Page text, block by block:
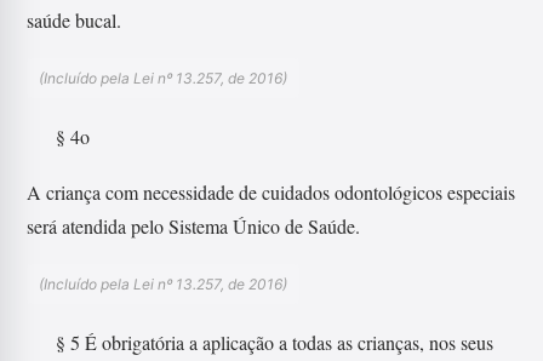
saúde bucal.
(Incluído pela Lei nº 13.257, de 2016)
§ 4o
A criança com necessidade de cuidados odontológicos especiais
será atendida pelo Sistema Único de Saúde.
(Incluído pela Lei nº 13.257, de 2016)
§ 5 É obrigatória a aplicação a todas as crianças, nos seus